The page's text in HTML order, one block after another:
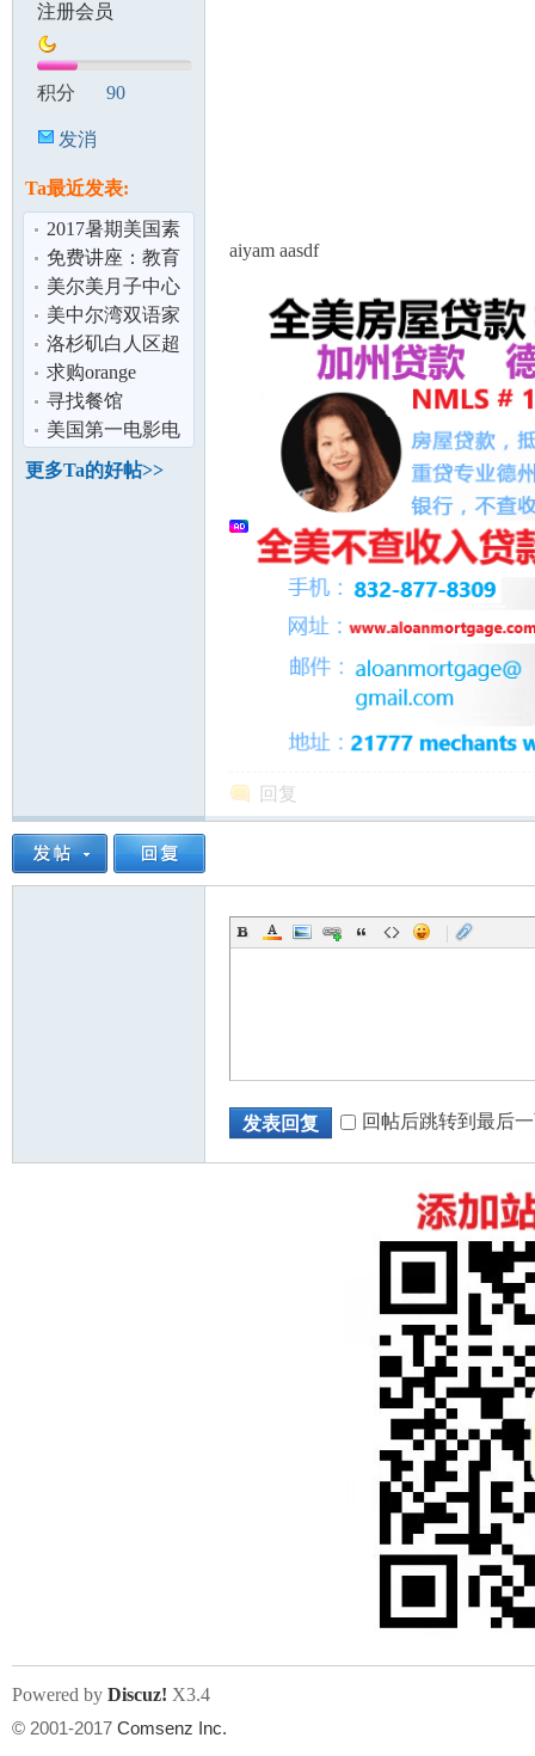
州
注册会员
积分 90
发消
Ta最近发表:
2017暑期美国素
质训练营 带给你
不同反响的
免费讲座：教育
金与助学金
美尔美月子中心
高端白人社区 环
境优美 临
美中尔湾双语家
庭招寄宿生（小
学,初中,高中
洛杉矶白人区超
高性价比出租：
自住独立HOUS
求购orange
country (橙县）
按摩足疗店
寻找餐馆
美国第一电影电
视学校招收学生
更多Ta的好帖>>
aiyam aasdf
回复
|
发表回复 回帖后跳转到最后
Powered by Discuz! X3.4
© 2001-2017 Comsenz Inc.